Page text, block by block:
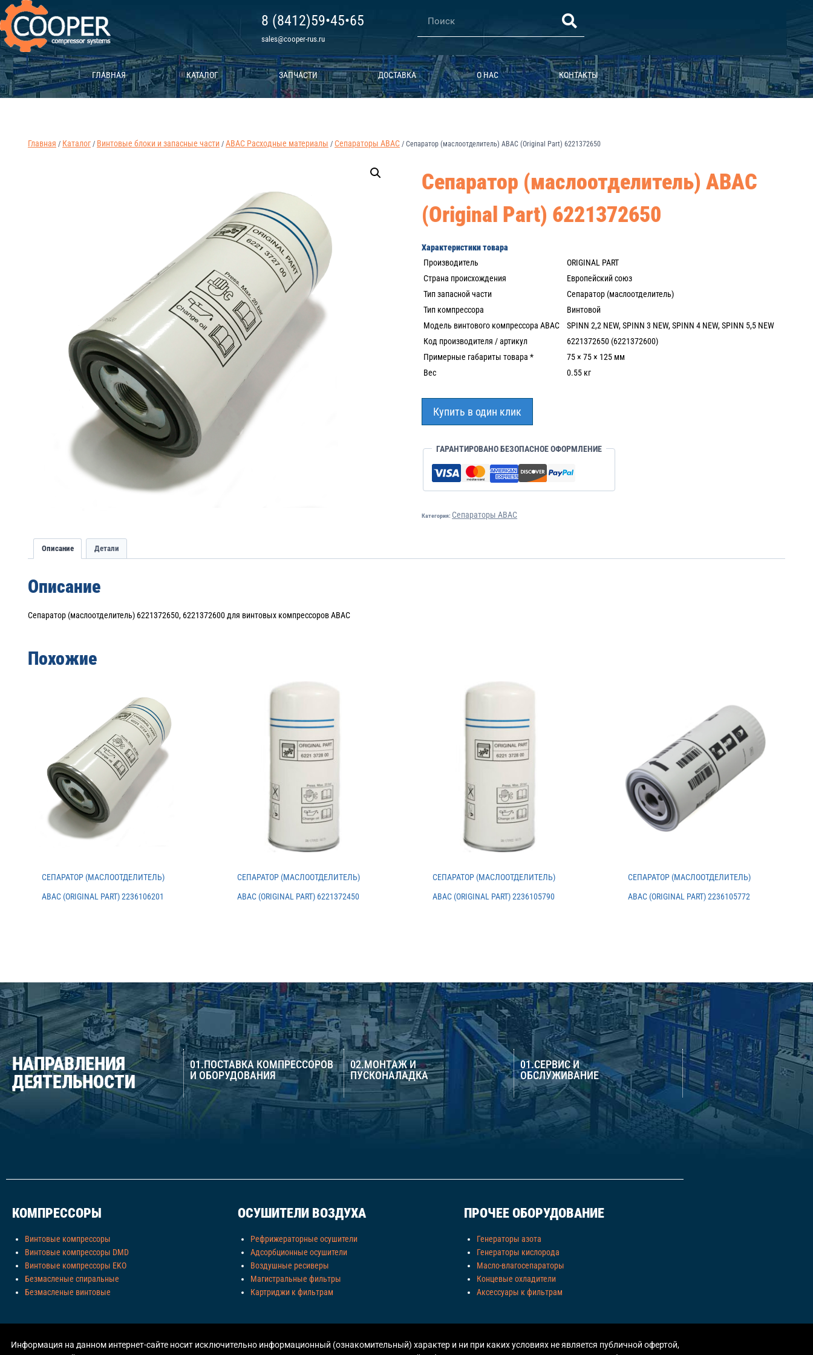
8 (8412)59•45•65
sales@cooper-rus.ru
ГЛАВНАЯ КАТАЛОГ ЗАПЧАСТИ ДОСТАВКА О НАС КОНТАКТЫ
Главная / Каталог / Винтовые блоки и запасные части / ABAC Расходные материалы / Сепараторы ABAC / Сепаратор (маслоотделитель) ABAC (Original Part) 6221372650
Сепаратор (маслоотделитель) ABAC
(Original Part) 6221372650
Характеристики товара
Производитель
ORIGINAL PART
Страна происхождения
Европейский союз
Тип запасной части
Сепаратор (маслоотделитель)
Тип компрессора
Винтовой
Модель винтового компрессора ABAC
SPINN 2,2 NEW, SPINN 3 NEW, SPINN 4 NEW, SPINN 5,5 NEW
Код производителя / артикул
6221372650 (6221372600)
Примерные габариты товара *
75 × 75 × 125 мм
Вес
0.55 кг
Купить в один клик
ГАРАНТИРОВАНО БЕЗОПАСНОЕ ОФОРМЛЕНИЕ
Категория: Сепараторы ABAC
Описание Детали
Описание
Сепаратор (маслоотделитель) 6221372650, 6221372600 для винтовых компрессоров ABAC
Похожие
СЕПАРАТОР (МАСЛООТДЕЛИТЕЛЬ)
ABAC (ORIGINAL PART) 2236106201
СЕПАРАТОР (МАСЛООТДЕЛИТЕЛЬ)
ABAC (ORIGINAL PART) 6221372450
СЕПАРАТОР (МАСЛООТДЕЛИТЕЛЬ)
ABAC (ORIGINAL PART) 2236105790
СЕПАРАТОР (МАСЛООТДЕЛИТЕЛЬ)
ABAC (ORIGINAL PART) 2236105772
НАПРАВЛЕНИЯ
ДЕЯТЕЛЬНОСТИ
01.ПОСТАВКА КОМПРЕССОРОВ
И ОБОРУДОВАНИЯ
02.МОНТАЖ И
ПУСКОНАЛАДКА
01.СЕРВИС И
ОБСЛУЖИВАНИЕ
КОМПРЕССОРЫ
Винтовые компрессоры
Винтовые компрессоры DMD
Винтовые компрессоры EKO
Безмасленые спиральные
Безмасленые винтовые
ОСУШИТЕЛИ ВОЗДУХА
Рефрижераторные осушители
Адсорбционные осушители
Воздушные ресиверы
Магистральные фильтры
Картриджи к фильтрам
ПРОЧЕЕ ОБОРУДОВАНИЕ
Генераторы азота
Генераторы кислорода
Масло-влагосепараторы
Концевые охладители
Аксессуары к фильтрам
Информация на данном интернет-сайте носит исключительно информационный (ознакомительный) характер и ни при каких условиях не является публичной офертой,